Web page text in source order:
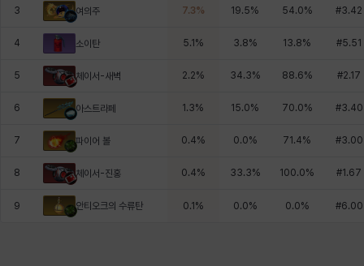
3 여의주 7.3% 19.5% 54.0% #3.42
4 소이탄 5.1 % 3.8% 13.8% #5.51
5 체이서-새벽 2.2% 34.3% 88.6% #2.17
6 아스트라페 1.3% 15.0% 70.0% #3.40
7 파이어 볼 0.4% 0.0% 71.4% #3.00
8 체이서-진홍 0.4% 33.3% 100.0% #1.67
9 안티오크의 수류탄 0.1 % 0.0% 0.0% #6.00